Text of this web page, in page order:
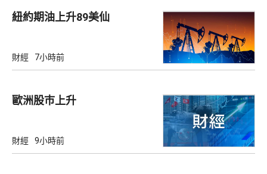
紐約期油上升89美仙
財經 7小時前
歐洲股巿上升
財經 9小時前